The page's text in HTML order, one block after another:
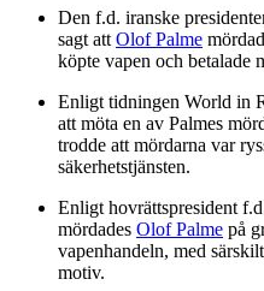
Den f.d. iranske
sagt att Olof Palme
köpte vapen och betalade
Enligt tidningen World in
att möta en av Palmes
trodde att mördarna var
säkerhetstjänsten.
Enligt hovrättspresident
mördades Olof Palme på
vapenhandeln, med
motiv.